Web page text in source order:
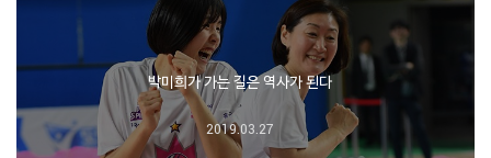
박미희가 가는 길은 역사가 된다
2019.03.27